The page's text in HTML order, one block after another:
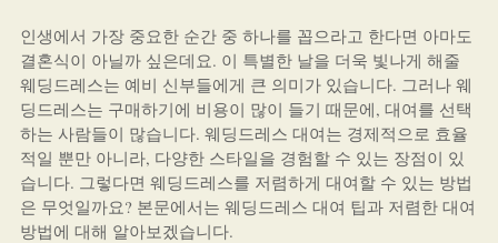
인생에서 가장 중요한 순간 중 하나를 꼽으라고 한다면 아마도
결혼식이 아닐까 싶은데요. 이 특별한 날을 더욱 빛나게 해줄
웨딩드레스는 예비 신부들에게 큰 의미가 있습니다. 그러나 웨
딩드레스는 구매하기에 비용이 많이 들기 때문에, 대여를 선택
하는 사람들이 많습니다. 웨딩드레스 대여는 경제적으로 효율
적일 뿐만 아니라, 다양한 스타일을 경험할 수 있는 장점이 있
습니다. 그렇다면 웨딩드레스를 저렴하게 대여할 수 있는 방법
은 무엇일까요? 본문에서는 웨딩드레스 대여 팁과 저렴한 대여
방법에 대해 알아보겠습니다.